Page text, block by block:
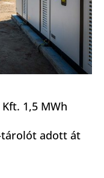
1,5 MWh
tárolót adott át